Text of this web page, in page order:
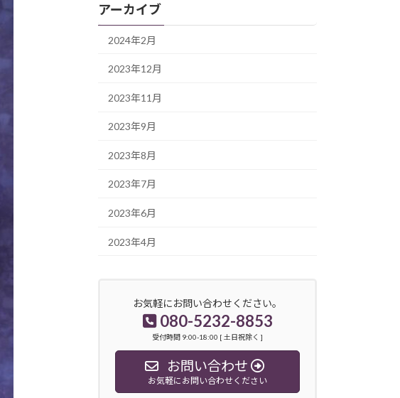
アーカイブ
2024年2月
2023年12月
2023年11月
2023年9月
2023年8月
2023年7月
2023年6月
2023年4月
お気軽にお問い合わせください。
080-5232-8853
受付時間 9:00-18:00 [ 土日祝除く ]
お問い合わせ
お気軽にお問い合わせください